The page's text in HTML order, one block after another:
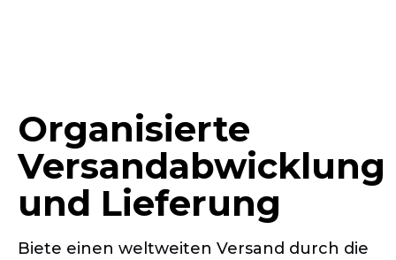
Organisierte
Versandabwicklung
und Lieferung
Biete einen weltweiten Versand durch die